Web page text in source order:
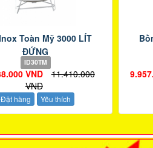
Toàn Mỹ 3000 LÍT
ĐỨNG
ID30TM
VND
11.410.000
VND
Đặt hàng Yêu thích